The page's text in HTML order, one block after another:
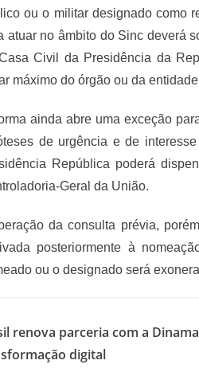
ou o militar designado como
atuar no âmbito do Sinc deverá
Civil da Presidência da
máximo do órgão ou da
ainda abre uma exceção
de urgência e de
República poderá
Geral da União.
da consulta prévia,
posteriormente à
ou o designado será
renova parceria com a
digital